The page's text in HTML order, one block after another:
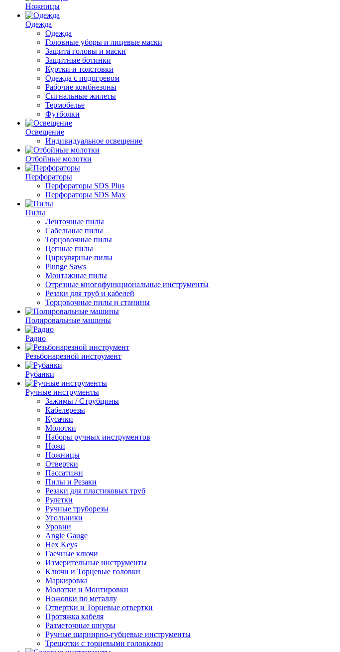
Ножницы
Одежда
Одежда
Головные уборы и лицевые маски
Защита головы и маски
Защитные ботинки
Куртки и толстовки
Одежда с подогревом
Рабочие комбнезоны
Сигнальные жилеты
Термобелье
Футболки
Освещение
Индивидуальное освещение
Отбойные молотки
Перфораторы
Перфораторы SDS Plus
Перфораторы SDS Max
Пилы
Ленточные пилы
Сабельные пилы
Торцовочные пилы
Цепные пилы
Циркулярные пилы
Plunge Saws
Монтажные пилы
Отрезные многофункциональные инструменты
Резаки для труб и кабелей
Торцовочные пилы и станины
Полировальные машины
Радио
Резьбонарезной инструмент
Рубанки
Ручные инструменты
Зажимы / Струбцины
Кабелерезы
Кусачки
Молотки
Наборы ручных инструментов
Ножи
Ножницы
Отвертки
Пассатижи
Пилы и Резаки
Резаки для пластиковых труб
Рулетки
Ручные труборезы
Угольники
Уровни
Angle Gauge
Hex Keys
Гаечные ключи
Измерительные инструменты
Ключи и Торцевые головки
Маркировка
Молотки и Монтировки
Ножовки по металлу
Отвертки и Торцевые отвертки
Протяжка кабеля
Разметочные шнуры
Ручные шарнирно-губцевые инструменты
Трещотки с торцевыми головками